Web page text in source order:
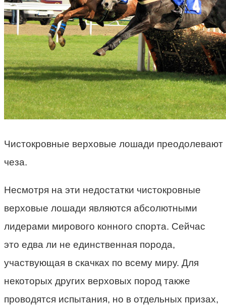
Чистокровные верховые лошади преодолевают
чеза.
Несмотря на эти недостатки чистокровные
верховые лошади являются абсолютными
лидерами мирового конного спорта. Сейчас
это едва ли не единственная порода,
участвующая в скачках по всему миру. Для
некоторых других верховых пород также
проводятся испытания, но в отдельных призах,